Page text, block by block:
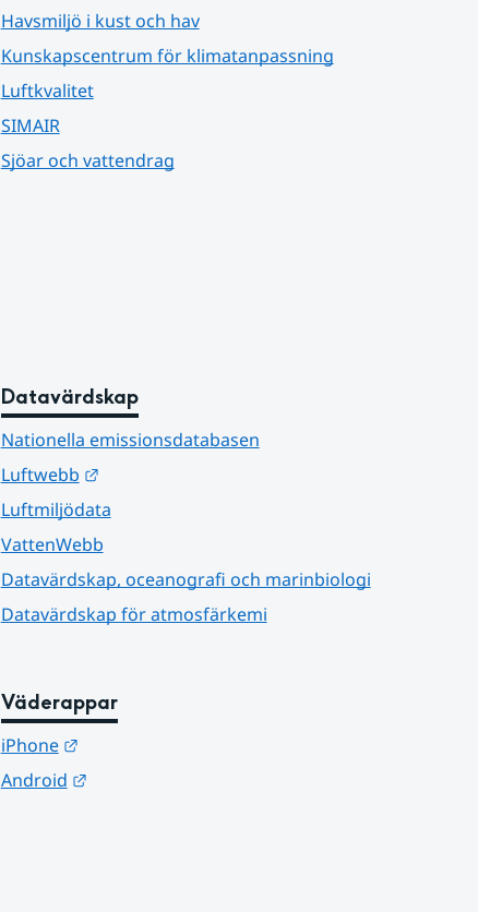
Havsmiljö i kust och hav
Kunskapscentrum för klimatanpassning
Luftkvalitet
SIMAIR
Sjöar och vattendrag
Datavärdskap
Nationella emissionsdatabasen
Luftwebb
Länk till annan webbplats.
Luftmiljödata
VattenWebb
Datavärdskap, oceanografi och marinbiologi
Datavärdskap för atmosfärkemi
Väderappar
iPhone
Länk till annan webbplats.
Android
Länk till annan webbplats.